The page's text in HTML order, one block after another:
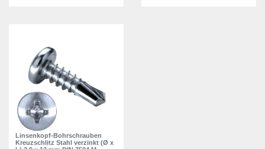
Linsenkopf-Bohrschrauben
Kreuzschlitz Stahl verzinkt (Ø x